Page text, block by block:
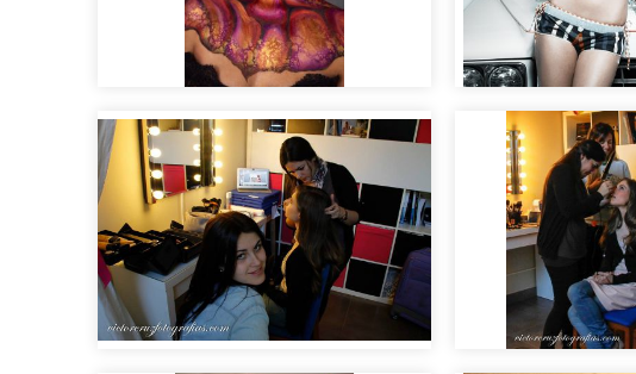
Editorial artístico
Maquillaje
pasarela